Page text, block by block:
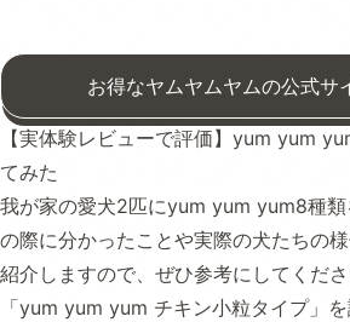
お得なヤムヤムヤムの公式サ
【実体験レビューで評価】yum yum
てみた
我が家の愛犬2匹にyum yum yum8種
の際に分かったことや実際の犬たちの
紹介しますので、ぜひ参考にしてくださ
「yum yum yum チキン小粒タイプ」